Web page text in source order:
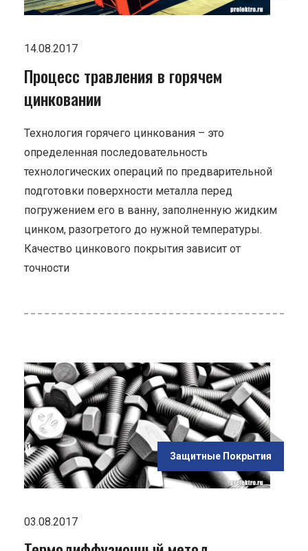
14.08.2017
Процесс травления в горячем
цинковании
Технология горячего цинкования – это
определенная последовательность
технологических операций по предварительной
подготовки поверхности металла перед
погружением его в ванну, заполненную жидким
цинком, разогретого до нужной температуры.
Качество цинкового покрытия зависит от
точности
Защитные Покрытия
03.08.2017